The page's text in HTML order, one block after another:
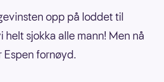
opp på loddet til
helt sjokka alle mann! Men nå
Espen fornøyd.